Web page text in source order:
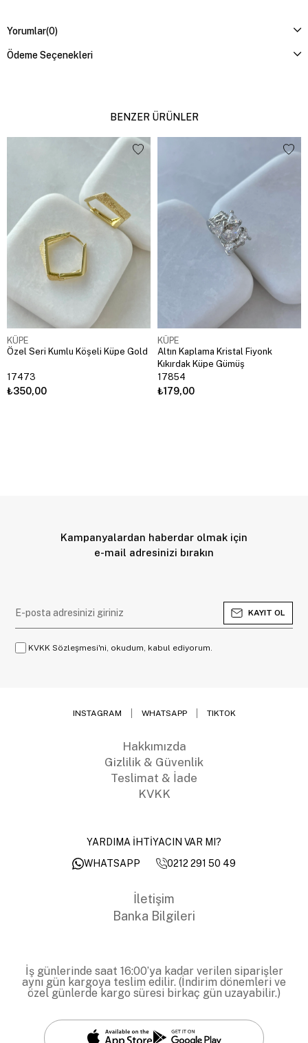
Yorumlar(0)
Ödeme Seçenekleri
BENZER ÜRÜNLER
KÜPE
Özel Seri Kumlu Köşeli Küpe Gold
17473
₺350,00
KÜPE
Altın Kaplama Kristal Fiyonk
Kıkırdak Küpe Gümüş
17854
₺179,00
Kampanyalardan haberdar olmak için
e-mail adresinizi bırakın
KAYIT OL
KVKK Sözleşmesi'ni, okudum, kabul ediyorum.
INSTAGRAM WHATSAPP TIKTOK
Hakkımızda
Gizlilik & Güvenlik
Teslimat & İade
KVKK
YARDIMA İHTİYACIN VAR MI?
WHATSAPP
0212 291 50 49
İletişim
Banka Bilgileri
İş günlerinde saat 16:00’ya kadar verilen siparişler
aynı gün kargoya teslim edilir. (İndirim dönemleri ve
özel günlerde kargo süresi birkaç gün uzayabilir.)